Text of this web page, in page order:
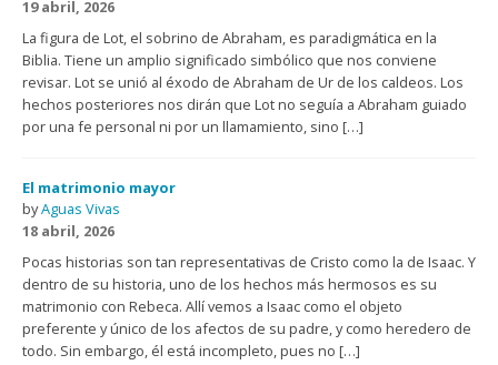
19 abril, 2026
La figura de Lot, el sobrino de Abraham, es paradigmática en la
Biblia. Tiene un amplio significado simbólico que nos conviene
revisar. Lot se unió al éxodo de Abraham de Ur de los caldeos. Los
hechos posteriores nos dirán que Lot no seguía a Abraham guiado
por una fe personal ni por un llamamiento, sino […]
El matrimonio mayor
byAguas Vivas
18 abril, 2026
Pocas historias son tan representativas de Cristo como la de Isaac. Y
dentro de su historia, uno de los hechos más hermosos es su
matrimonio con Rebeca. Allí vemos a Isaac como el objeto
preferente y único de los afectos de su padre, y como heredero de
todo. Sin embargo, él está incompleto, pues no […]